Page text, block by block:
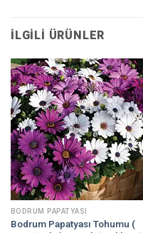
İLGILI ÜRÜNLER
BODRUM PAPATYASI
Bodrum Papatyası Tohumu (